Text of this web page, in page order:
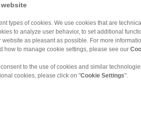
types of cookies. We use cookies that are
to analyze user behavior, to set additional
website as pleasant as possible. For more
how to manage cookie settings, please see our
to the use of cookies and similar
cookies, please click on "Cookie Settings".
RLK 200
RLK 132
RLK 250 L
RLK 404 TC
personales |Condiciones de venta|Acceso